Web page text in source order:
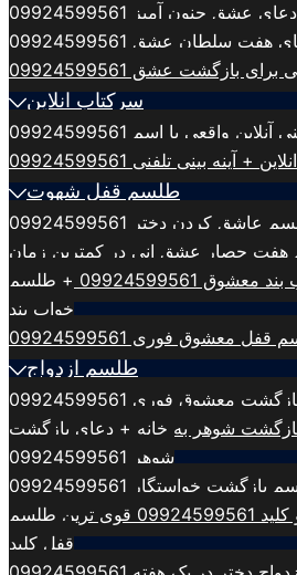
دعای عشق جنون آمیز 09924599561
هفت سلطان عشق 09924599561
بازگشت عشق 09924599561
سرکتاب انلاین
واقعی با اسم 09924599561
+ آینه بینی تلفنی 09924599561
طلسم قفل شهوت
عاشق کردن دختر 09924599561
حصار عشق انی در کمترین زمان
طلسم خواب بند معشوق 09924599561 + طلسم
خواب بند
معشوق فوری 09924599561
طلسم ازدواج
معشوق فوری 09924599561
شوهر به خانه + دعای بازگشت
شوهر 09924599561
بازگشت خواستگار 09924599561
طلسم قفل و کلید 09924599561 قوی ترین طلسم
قفل کلید